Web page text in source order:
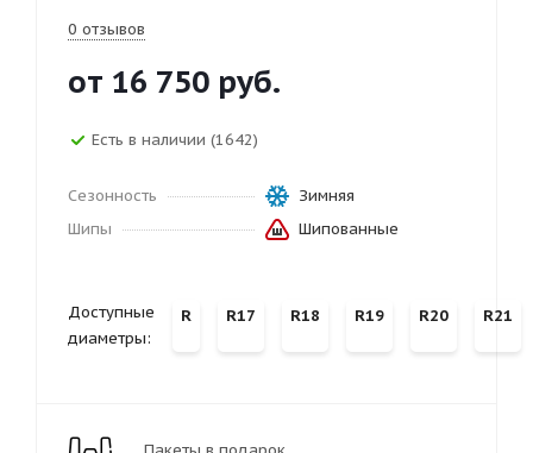
0 отзывов
от 16 750 руб.
Есть в наличии (1642)
Сезонность
Зимняя
Шипы
Шипованные
Доступные
диаметры:
R R17 R18 R19 R20 R21